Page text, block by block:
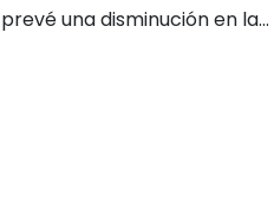
una disminución en la…